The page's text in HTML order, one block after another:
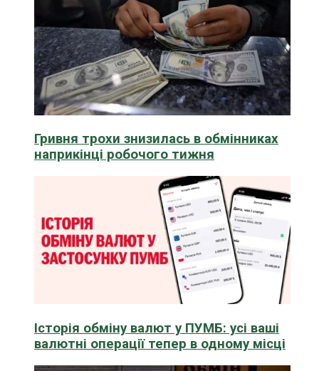
Гривня трохи знизилась в обмінниках
наприкінці робочого тижня
Історія обміну валют у ПУМБ: усі ваші
валютні операції тепер в одному місці